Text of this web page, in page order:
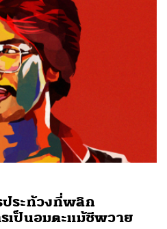
ประท้วงที่พลิก
เป็นอมตะแม้ชีพวาย